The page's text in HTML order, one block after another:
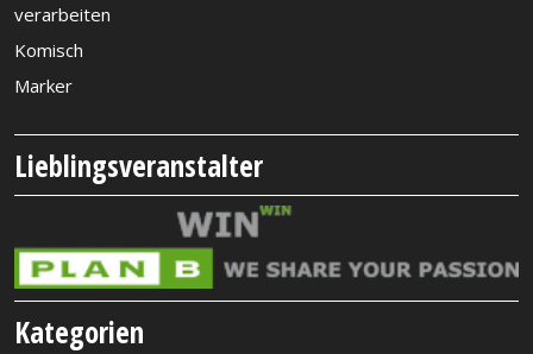
verarbeiten
Komisch
Marker
Lieblingsveranstalter
Kategorien